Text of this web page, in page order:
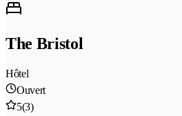
The Bristol
Hôtel
Ouvert
5(3)